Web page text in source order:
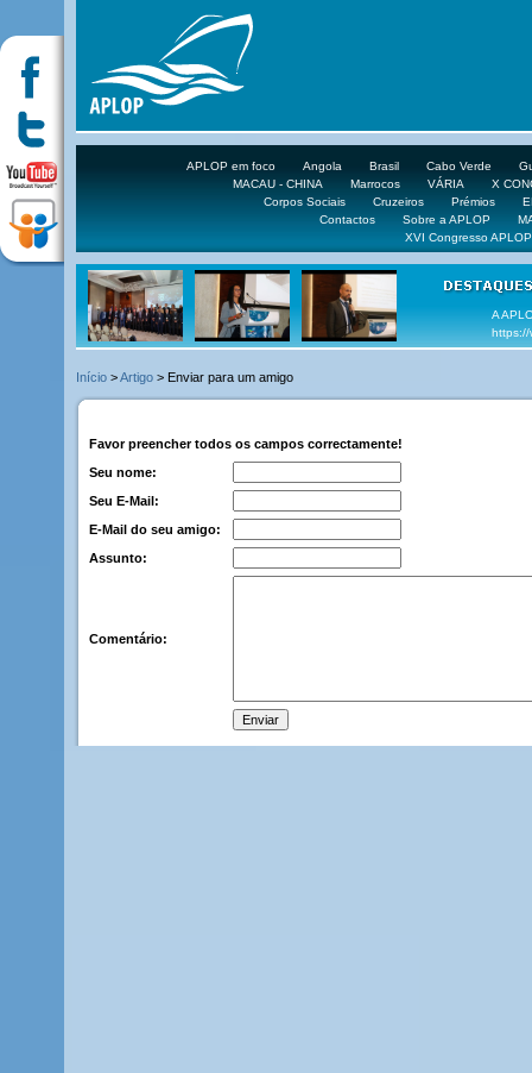
APLOP em foco Angola Brasil Cabo Verde
MACAU - CHINA
Marrocos VÁRIA
X
Corpos Sociais
Cruzeiros Prémios
Contactos
Sobre a APLOP
XVI Congresso APLOP
VEJA
Início >Artigo > Enviar para um amigo
Favor preencher todos os campos correctamente!
Seu nome:
Seu E-Mail:
E-Mail do seu amigo:
Assunto:
Comentário: